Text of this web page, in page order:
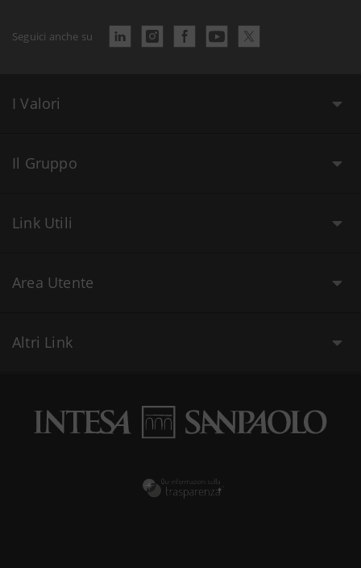
Seguici anche su
I Valori
Il Gruppo
Link Utili
Area Utente
Altri Link